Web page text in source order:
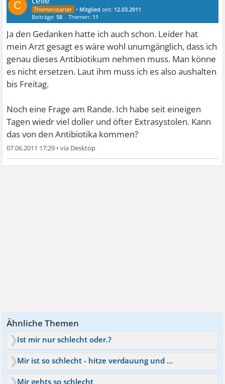
C • Mitglied seit: 12.03.2011
Beiträge:58 Themen: 11
Ja den Gedanken hatte ich auch schon. Leider hat
mein Arzt gesagt es wäre wohl unumgänglich, dass ich
genau dieses Antibiotikum nehmen muss. Man könne
es nicht ersetzen. Laut ihm muss ich es also aushalten
bis Freitag.
Noch eine Frage am Rande. Ich habe seit eineigen
Tagen wiedr viel doller und öfter Extrasystolen. Kann
das von den Antibiotika kommen?
07.06.2011 17:29 •
Ähnliche Themen
Ist mir nur schlecht oder.?
Mir ist so schlecht - hitze verdauung und Herzrasen
Mir gehts so schlecht